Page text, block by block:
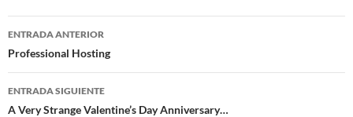
Navegador
de
entradas
ENTRADA ANTERIOR
Professional Hosting
ENTRADA SIGUIENTE
A Very Strange Valentine’s Day Anniversary…